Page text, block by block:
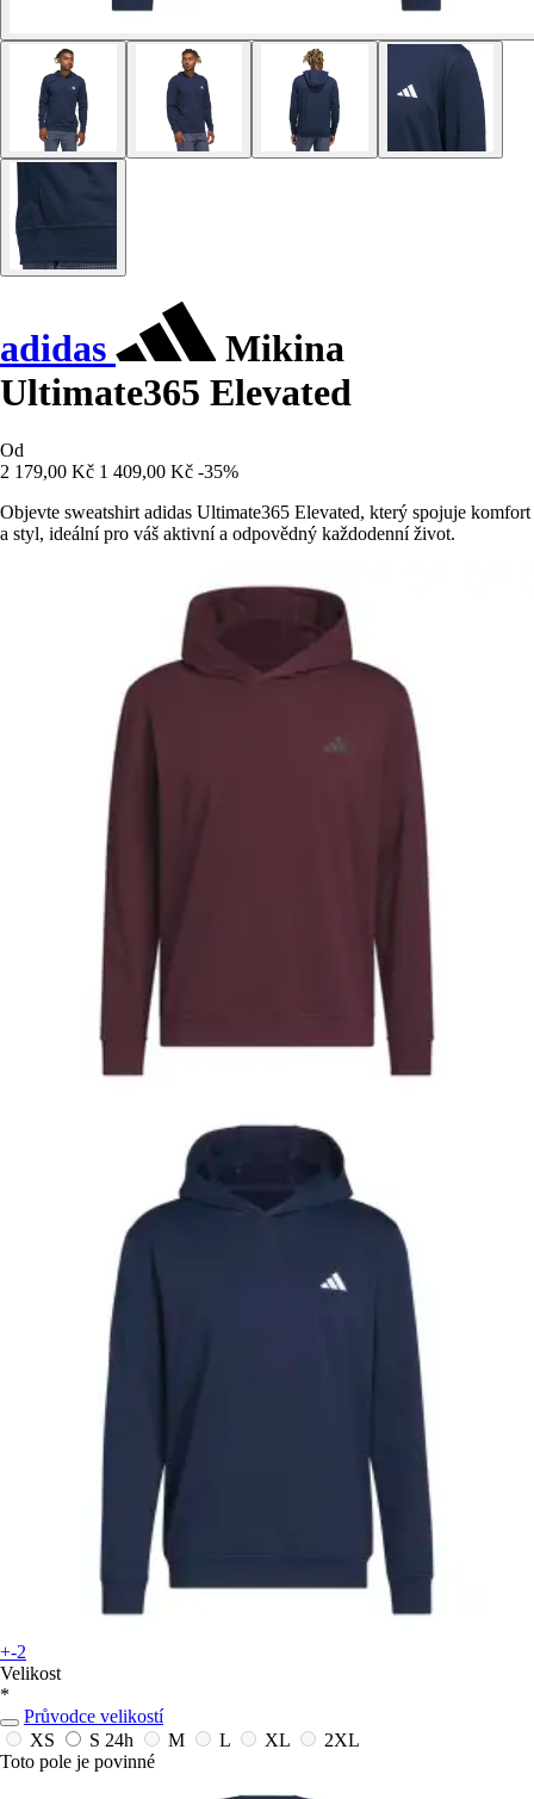
adidas
Mikina
Ultimate365 Elevated
Od
2 179,00 Kč 1 409,00 Kč -35%
Objevte sweatshirt adidas Ultimate365 Elevated, který spojuje komfort
a styl, ideální pro váš aktivní a odpovědný každodenní život.
+-2
Velikost
*
Průvodce velikostí
XS
S 24h M L XL
2XL
Toto pole je povinné